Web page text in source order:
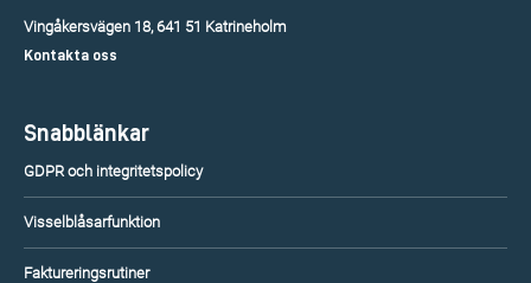
Vingåkersvägen 18, 641 51 Katrineholm
Kontakta oss
Snabblänkar
GDPR och integritetspolicy
Visselblåsarfunktion
Faktureringsrutiner